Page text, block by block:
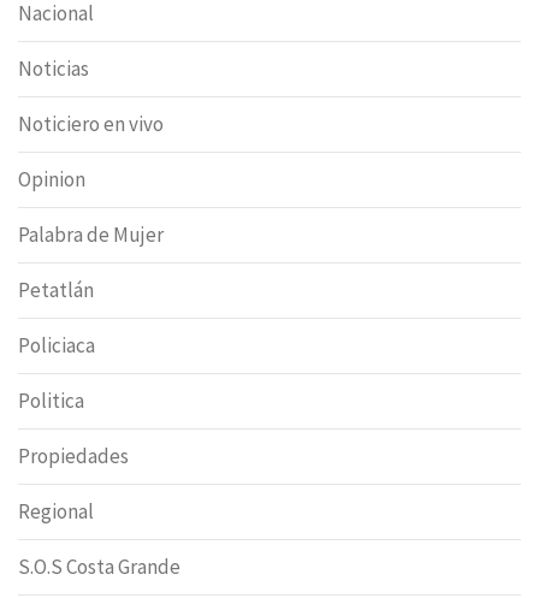
Nacional
Noticias
Noticiero en vivo
Opinion
Palabra de Mujer
Petatlán
Policiaca
Politica
Propiedades
Regional
S.O.S Costa Grande